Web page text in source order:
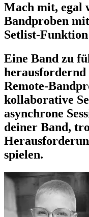
Mach mit, egal
Bandproben
Setlist-
Eine Band zu
herausfordernd
Remote-
kollaborative
asynchrone
deiner Band,
spielen.